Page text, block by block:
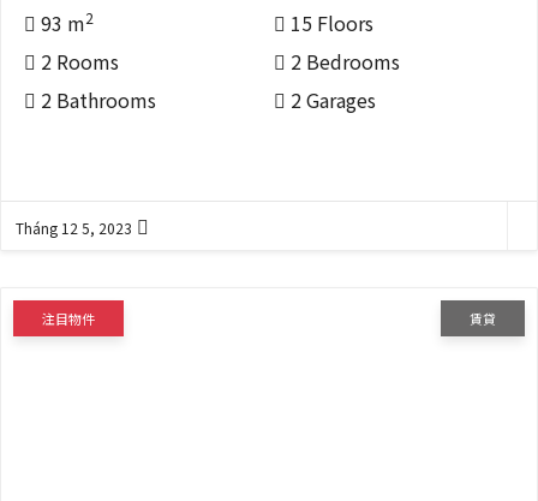
93 m2
15 Floors
2 Rooms
2 Bedrooms
2 Bathrooms
2 Garages
Tháng 12 5, 2023
賃貸
注目物件